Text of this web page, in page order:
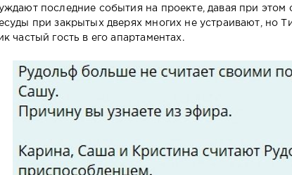
последние события на проекте, давая при этом
при закрытых дверях многих не устраивают, но
частый гость в его апартаментах.